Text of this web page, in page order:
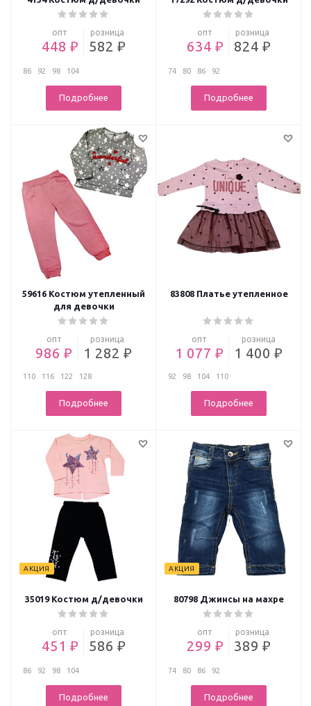
опт
448 ₽
розница
582 ₽
86 92 98 104
Подробнее
опт
634 ₽
розница
824 ₽
74 80 86 92
Подробнее
59616 Костюм утепленный
для девочки
опт
986 ₽
розница
1 282 ₽
110 116 122 128
Подробнее
83808 Платье утепленное
опт
1 077 ₽
розница
1 400 ₽
92 98 104 110
Подробнее
АКЦИЯ
35019 Костюм д/девочки
опт
451 ₽
розница
586 ₽
86 92 98 104
Подробнее
АКЦИЯ
80798 Джинсы на махре
опт
299 ₽
розница
389 ₽
74 80 86 92
Подробнее